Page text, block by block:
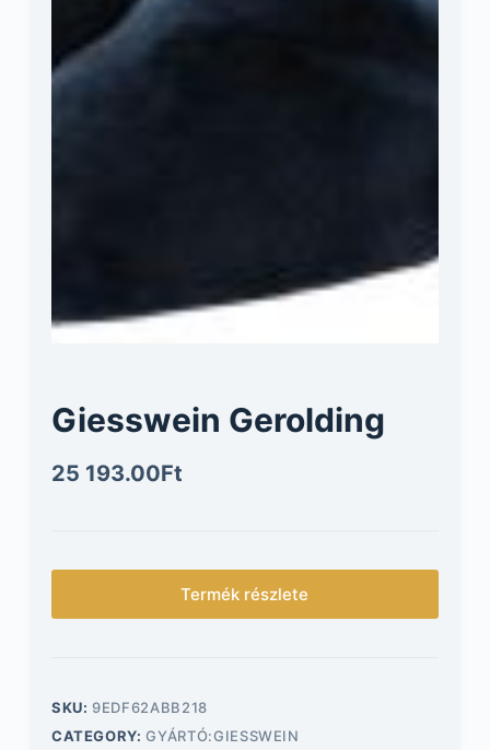
Giesswein Gerolding
25 193.00Ft
Termék részlete
SKU:9EDF62ABB218
CATEGORY:GYÁRTÓ:GIESSWEIN